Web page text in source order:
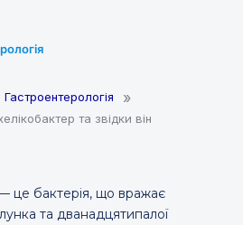
Гастроентерологія »
та звідки він
— це бактерія, що вражає
та дванадцятипалої